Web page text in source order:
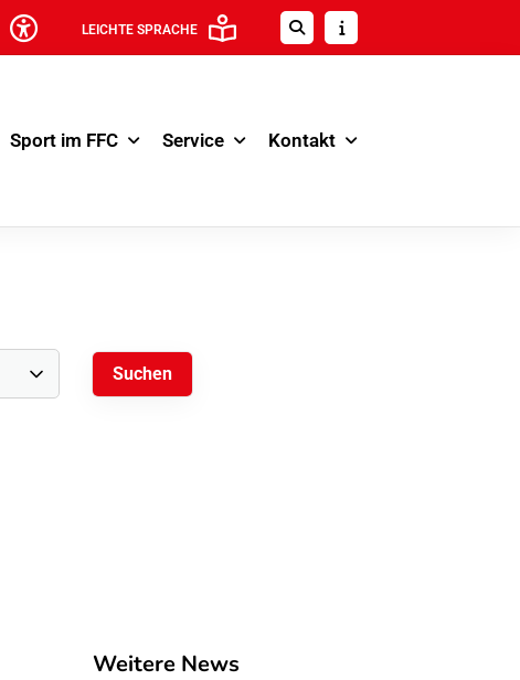
LEICHTE SPRACHE
Sport im FFC Service Kontakt
Weitere News